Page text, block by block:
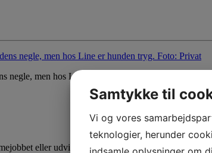
negle, men hos Line er hunden tryg. Foto: Privat
eller udvid din viden med specialiserede kurser.
Samtykke til
Vi og vores
teknologier, herunder